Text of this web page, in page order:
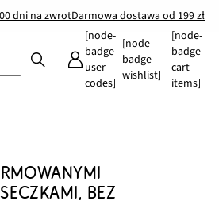
dni na zwrotDarmowa dostawa od 199 zł
[node-
badge-
user-
codes]
[node-
badge-
wishlist]
[node-
badge-
cart-
items]
BEZ